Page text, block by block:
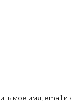
моё имя, email